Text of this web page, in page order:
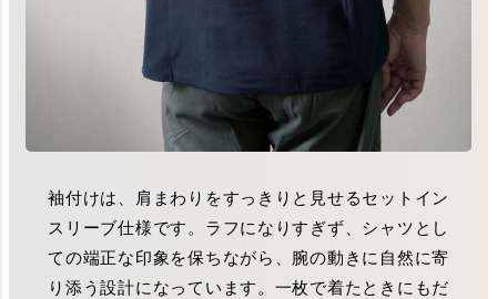
袖付けは、肩まわりをすっきりと見せるセットイン
スリーブ仕様です。ラフになりすぎず、シャツとし
ての端正な印象を保ちながら、腕の動きに自然に寄
り添う設計になっています。一枚で着たときにもだ